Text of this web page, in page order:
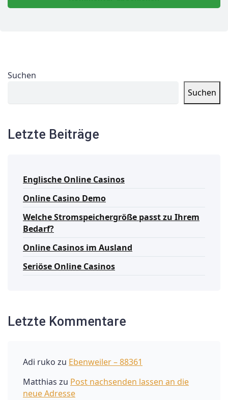
Suchen
Suchen
Letzte Beiträge
Englische Online Casinos
Online Casino Demo
Welche Stromspeichergröße passt zu Ihrem
Bedarf?
Online Casinos im Ausland
Seriöse Online Casinos
Letzte Kommentare
Adi ruko zu Ebenweiler – 88361
Matthias zu Post nachsenden lassen an die
neue Adresse